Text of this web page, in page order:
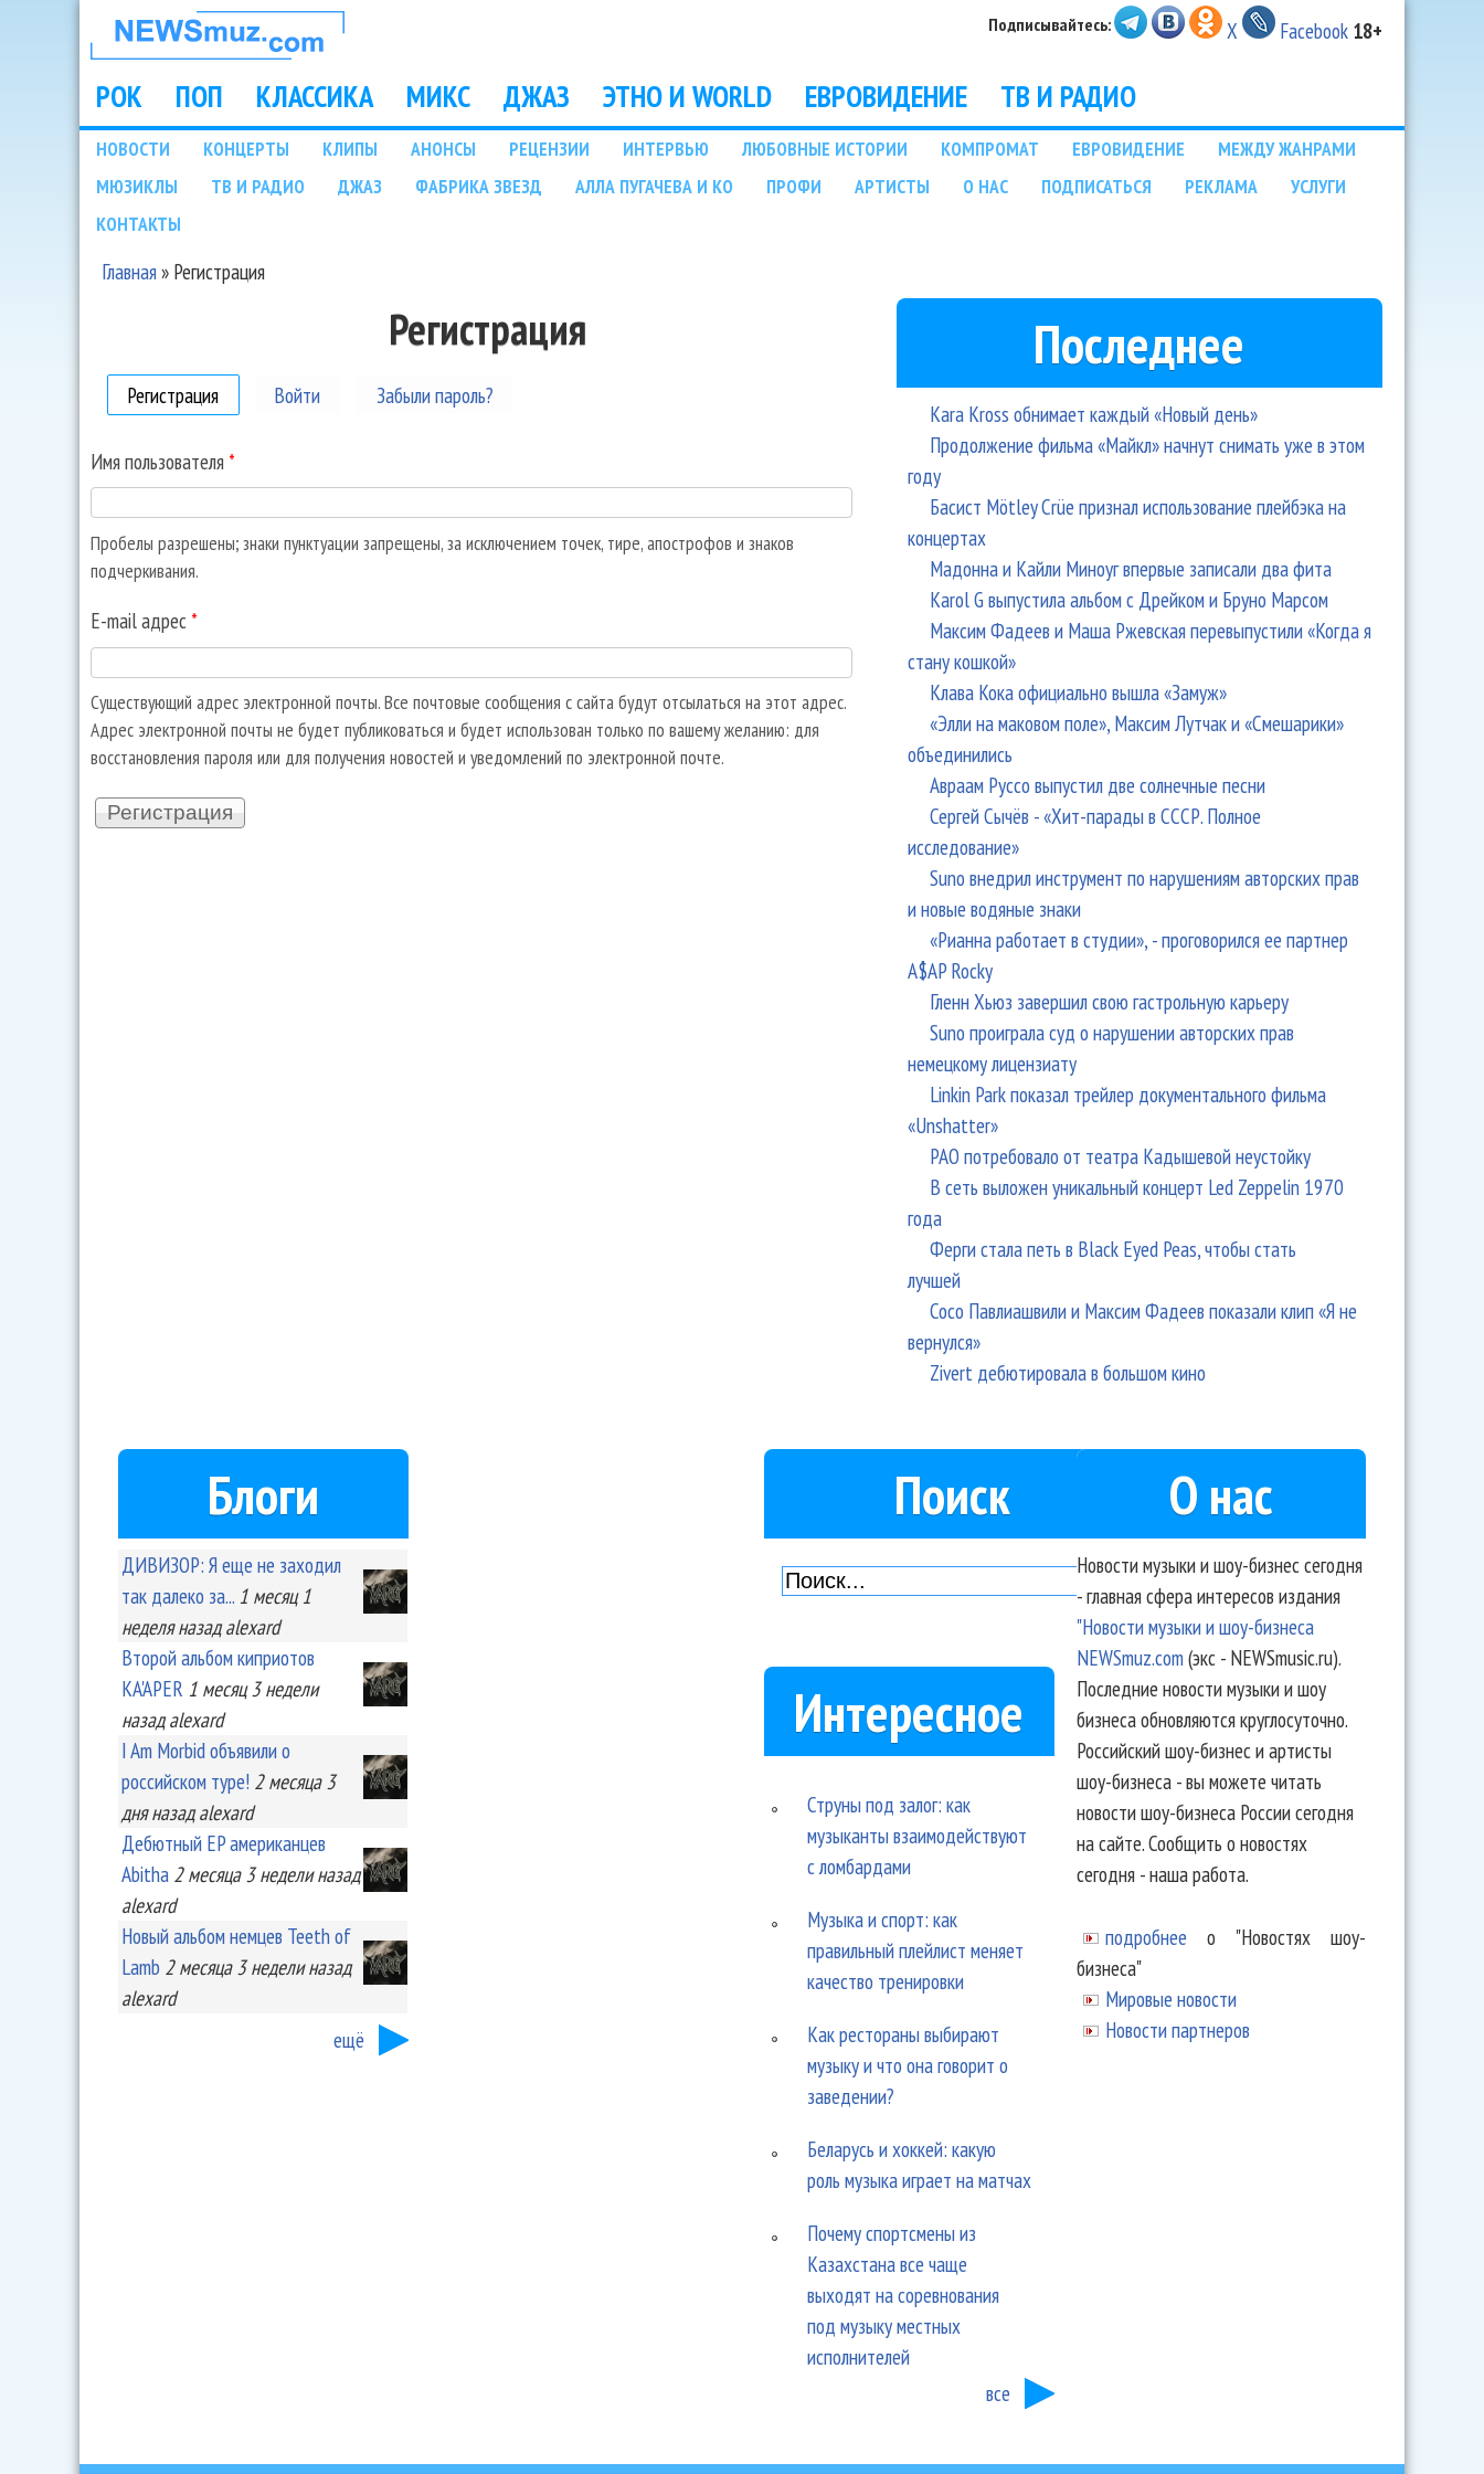
НОВОСТИ
МУЗЫКИ И
ШОУ БИЗНЕСА
NEWSMUZ.COM
Подписывайтесь: X Facebook 18+
Main menu
РОК ПОП КЛАССИКА МИКС ДЖАЗ ЭТНО И WORLD ЕВРОВИДЕНИЕ ТВ И РАДИО
Подразделы
НОВОСТИ КОНЦЕРТЫ КЛИПЫ АНОНСЫ РЕЦЕНЗИИ ИНТЕРВЬЮ ЛЮБОВНЫЕ ИСТОРИИ КОМПРОМАТ ЕВРОВИДЕНИЕ
МЕЖДУ ЖАНРАМИ
МЮЗИКЛЫ
ТВ И РАДИО ДЖАЗ ФАБРИКА ЗВЕЗД АЛЛА ПУГАЧЕВА И КО ПРОФИ АРТИСТЫ О НАС ПОДПИСАТЬСЯ РЕКЛАМА
УСЛУГИ
КОНТАКТЫ
Главная» Регистрация
Регистрация
Регистрация (активная вкладка)
Войти Забыли пароль?
Имя пользователя *
Пробелы разрешены; знаки пунктуации запрещены, за исключением точек, тире, апострофов и знаков
подчеркивания.
E-mail адрес *
Существующий адрес электронной почты. Все почтовые сообщения с сайта будут отсылаться на этот адрес.
Адрес электронной почты не будет публиковаться и будет использован только по вашему желанию: для
восстановления пароля или для получения новостей и уведомлений по электронной почте.
Последнее
Kara Kross обнимает каждый «Новый день»
Продолжение фильма «Майкл» начнут снимать уже в этом
году
Басист Mötley Crüe признал использование плейбэка на
концертах
Мадонна и Кайли Миноуг впервые записали два фита
Karol G выпустила альбом с Дрейком и Бруно Марсом
Максим Фадеев и Маша Ржевская перевыпустили «Когда я
стану кошкой»
Клава Кока официально вышла «Замуж»
«Элли на маковом поле», Максим Лутчак и «Смешарики»
объединились
Авраам Руссо выпустил две солнечные песни
Сергей Сычёв - «Хит-парады в СССР. Полное
исследование»
Suno внедрил инструмент по нарушениям авторских прав
и новые водяные знаки
«Рианна работает в студии», - проговорился ее партнер
A$AP Rocky
Гленн Хьюз завершил свою гастрольную карьеру
Suno проиграла суд о нарушении авторских прав
немецкому лицензиату
Linkin Park показал трейлер документального фильма
«Unshatter»
РАО потребовало от театра Кадышевой неустойку
В сеть выложен уникальный концерт Led Zeppelin 1970
года
Ферги стала петь в Black Eyed Peas, чтобы стать
лучшей
Сосо Павлиашвили и Максим Фадеев показали клип «Я не
вернулся»
Zivert дебютировала в большом кино
Блоги
ДИВИЗОР: Я еще не заходил
так далеко за... 1 месяц 1
неделяназад alexard
Второй альбом киприотов
KA'APER 1 месяц 3 недели
назад alexard
I Am Morbid объявили о
российском туре! 2 месяца 3
дняназад alexard
Дебютный EP американцев
Abitha 2 месяца 3 неделиназад
alexard
Новый альбом немцев Teeth of
Lamb 2 месяца 3 неделиназад
alexard
ещё
Поиск
Интересное
Струны под залог: как
музыканты взаимодействуют
с ломбардами
Музыка и спорт: как
правильный плейлист меняет
качество тренировки
Как рестораны выбирают
музыку и что она говорит о
заведении?
Беларусь и хоккей: какую
роль музыка играет на матчах
Почему спортсмены из
Казахстана все чаще
выходят на соревнования
под музыку местных
исполнителей
все
О нас
Новости музыки и шоу-бизнес сегодня
- главная сфера интересов издания
"Новости музыки и шоу-бизнеса
NEWSmuz.com(экс - NEWSmusic.ru).
Последние новости музыки и шоу
бизнеса обновляются круглосуточно.
Российский шоу-бизнес и артисты
шоу-бизнеса - вы можете читать
новости шоу-бизнеса России сегодня
на сайте. Сообщить о новостях
сегодня - наша работа.
подробнее о "Новостях шоу-
бизнеса"
Мировые новости
Новости партнеров